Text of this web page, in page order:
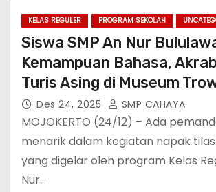
KELAS REGULER PROGRAM SEKOLAH
Siswa SMP An Nur
Kemampuan Bahasa,
Turis Asing di Museum
Des 24, 2025 SMP CAHAYA
MOJOKERTO (24/12) – Ada
menarik dalam kegiatan napak
yang digelar oleh program Kelas
Nur…